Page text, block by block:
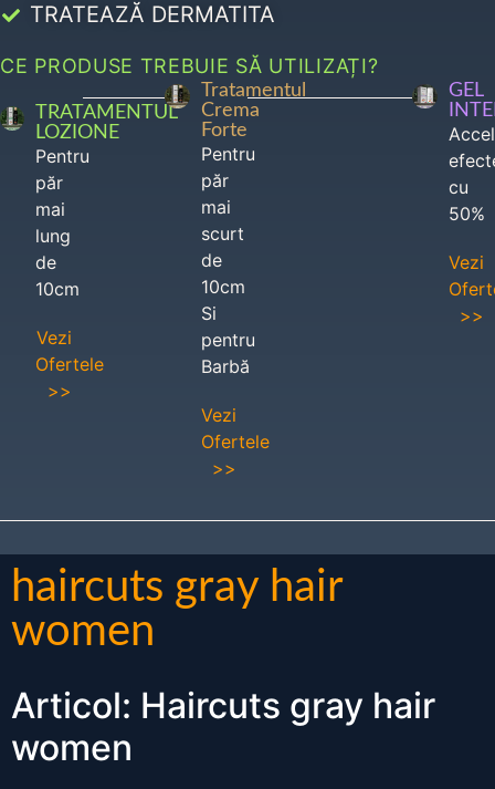
TRATEAZĂ DERMATITA
CE PRODUSE TREBUIE SĂ UTILIZAȚI?
TRATAMENTUL
LOZIONE
Pentru
păr
mai
lung
de
10cm
Vezi
Ofertele
>>
Tratamentul
Crema
Forte
Pentru
păr
mai
scurt
de
10cm
Si
pentru
Barbă
Vezi
Ofertele
>>
GEL
cu
50%
Vezi
>>
haircuts gray hair
women
Articol: Haircuts gray hair
women